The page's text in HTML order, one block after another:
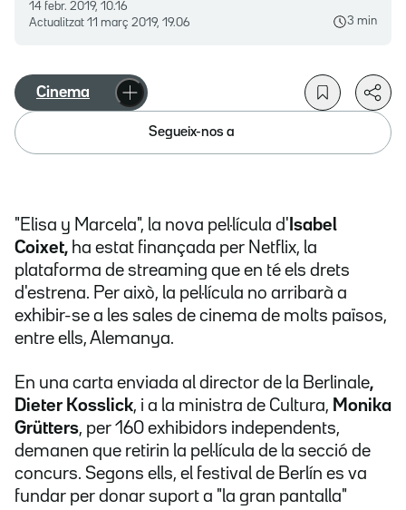
14 febr. 2019, 10.16
Actualitzat 11 març 2019, 19.06 3 min
Cinema
Segueix-nos a
"Elisa y Marcela", la nova pel·lícula d' Isabel
Coixet, ha estat finançada per Netflix, la
plataforma de streaming que en té els drets
d'estrena. Per això, la pel·lícula no arribarà a
exhibir-se a les sales de cinema de molts països,
entre ells, Alemanya.
En una carta enviada al director de la Berlinale,
Dieter Kosslick, i a la ministra de Cultura, Monika
Grütters, per 160 exhibidors independents,
demanen que retirin la pel·lícula de la secció de
concurs. Segons ells, el festival de Berlín es va
fundar per donar suport a "la gran pantalla"